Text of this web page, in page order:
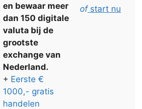
en bewaar meer
dan 150 digitale
valuta bij de
grootste
exchange van
Nederland.
+ Eerste €
1000,- gratis
handelen
ofstart nu